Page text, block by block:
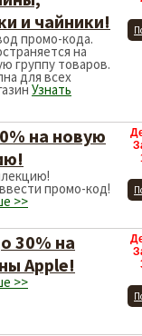
и чайники!
промо-кода.
на
группу товаров.
для всех
Узнать
на новую
промо-код!
>>
30% на
Apple!
>>